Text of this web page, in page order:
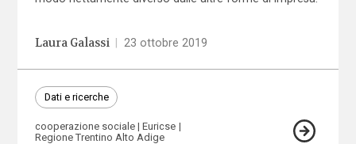
Laura Galassi 23 ottobre 2019
Dati e ricerche
cooperazione sociale
Euricse
Regione Trentino Alto Adige